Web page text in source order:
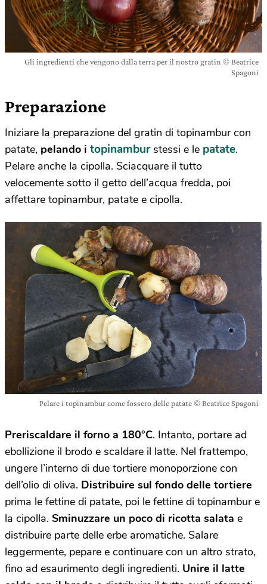
Gli ingredienti che vengono dalla terra per il nostro gratin © Beatrice
Spagoni
Preparazione
Iniziare la preparazione del gratin di topinambur con
patate, pelando i topinamburstessi e le patate.
Pelare anche la cipolla. Sciacquare il tutto
velocemente sotto il getto dell’acqua fredda, poi
affettare topinambur, patate e cipolla.
Pelare i topinambur come fossero delle patate © Beatrice Spagoni
Preriscaldare il forno a 180°C. Intanto, portare ad
ebollizione il brodo e scaldare il latte. Nel frattempo,
ungere l’interno di due tortiere monoporzione con
dell’olio di oliva. Distribuire sul fondo delle tortiere
prima le fettine di patate, poi le fettine di topinambur e
la cipolla. Sminuzzare un poco di ricotta salata e
distribuire parte delle erbe aromatiche. Salare
leggermente, pepare e continuare con un altro strato,
fino ad esaurimento degli ingredienti. Unire il latte